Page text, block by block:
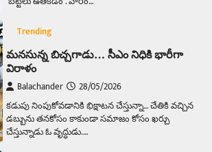
Trending
మనసున్న బిచ్చగాడు… సీఎం నిధికి భారీగా
విరాళం
Balachander 28/05/2026
కడుపు నింపుకోవడానికి భిక్షాటన చేస్తున్నా… చేతికి వచ్చిన
డబ్బును తనకోసం కాకుండా సమాజం కోసం ఖర్చు
చేస్తున్నాడు ఓ వృద్ధుడు.…